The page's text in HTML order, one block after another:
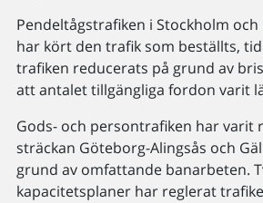
Pendeltågstrafiken i Stockholm
har kört den trafik som beställts,
trafiken reducerats på grund av
att antalet tillgängliga fordon varit
Gods- och persontrafiken har varit
sträckan Göteborg-Alingsås och
grund av omfattande banarbeten.
kapacitetsplaner har reglerat